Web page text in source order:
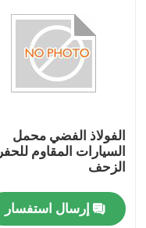
الفولاذ الفضي محمل
السيارات المقاوم للحفر
الزحف
إرسال استفسار